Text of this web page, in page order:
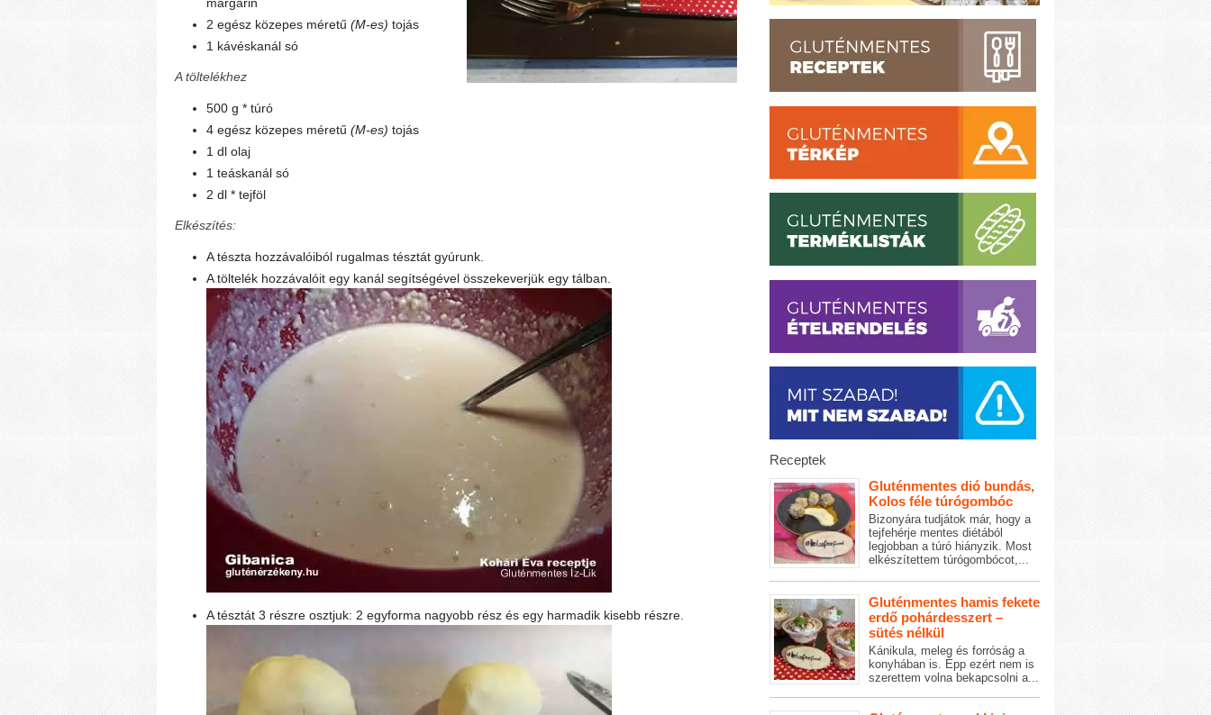
2 egész közepes méretű (M-es) tojás
1 kávéskanál só
A töltelékhez
500 g * túró
4 egész közepes méretű (M-es) tojás
1 dl olaj
1 teáskanál só
2 dl * tejföl
Elkészítés:
A tészta hozzávalóiból rugalmas tésztát gyúrunk.
A töltelék hozzávalóit egy kanál segítségével összekeverjük egy tálban.
A tésztát 3 részre osztjuk: 2 egyforma nagyobb rész és egy harmadik kisebb részre.
Receptek
Gluténmentes dió bundás,
Kolos féle túrógombóc
Bizonyára tudjátok már, hogy a
tejfehérje mentes diétából
legjobban a túró hiányzik. Most
elkészítettem túrógombócot,...
Gluténmentes hamis fekete
erdő pohárdesszert –
sütés nélkül
Kánikula, meleg és forróság a
konyhában is. Épp ezért nem is
szerettem volna bekapcsolni a...